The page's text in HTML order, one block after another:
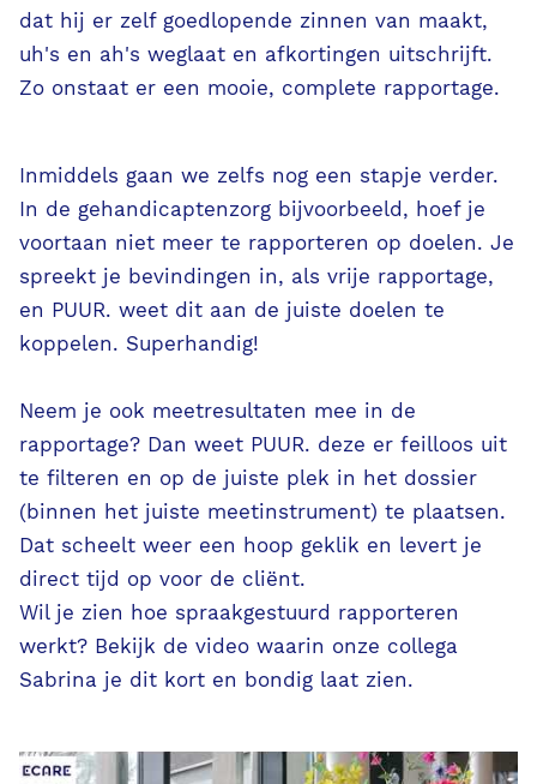
dat hij er zelf goedlopende zinnen van maakt,
uh's en ah's weglaat en afkortingen uitschrijft.
Zo onstaat er een mooie, complete rapportage.
Inmiddels gaan we zelfs nog een stapje verder.
In de gehandicaptenzorg bijvoorbeeld, hoef je
voortaan niet meer te rapporteren op doelen. Je
spreekt je bevindingen in, als vrije rapportage,
en PUUR. weet dit aan de juiste doelen te
koppelen. Superhandig!
Neem je ook meetresultaten mee in de
rapportage? Dan weet PUUR. deze er feilloos uit
te filteren en op de juiste plek in het dossier
(binnen het juiste meetinstrument) te plaatsen.
Dat scheelt weer een hoop geklik en levert je
direct tijd op voor de cliënt.
Wil je zien hoe spraakgestuurd rapporteren
werkt? Bekijk de video waarin onze collega
Sabrina je dit kort en bondig laat zien.